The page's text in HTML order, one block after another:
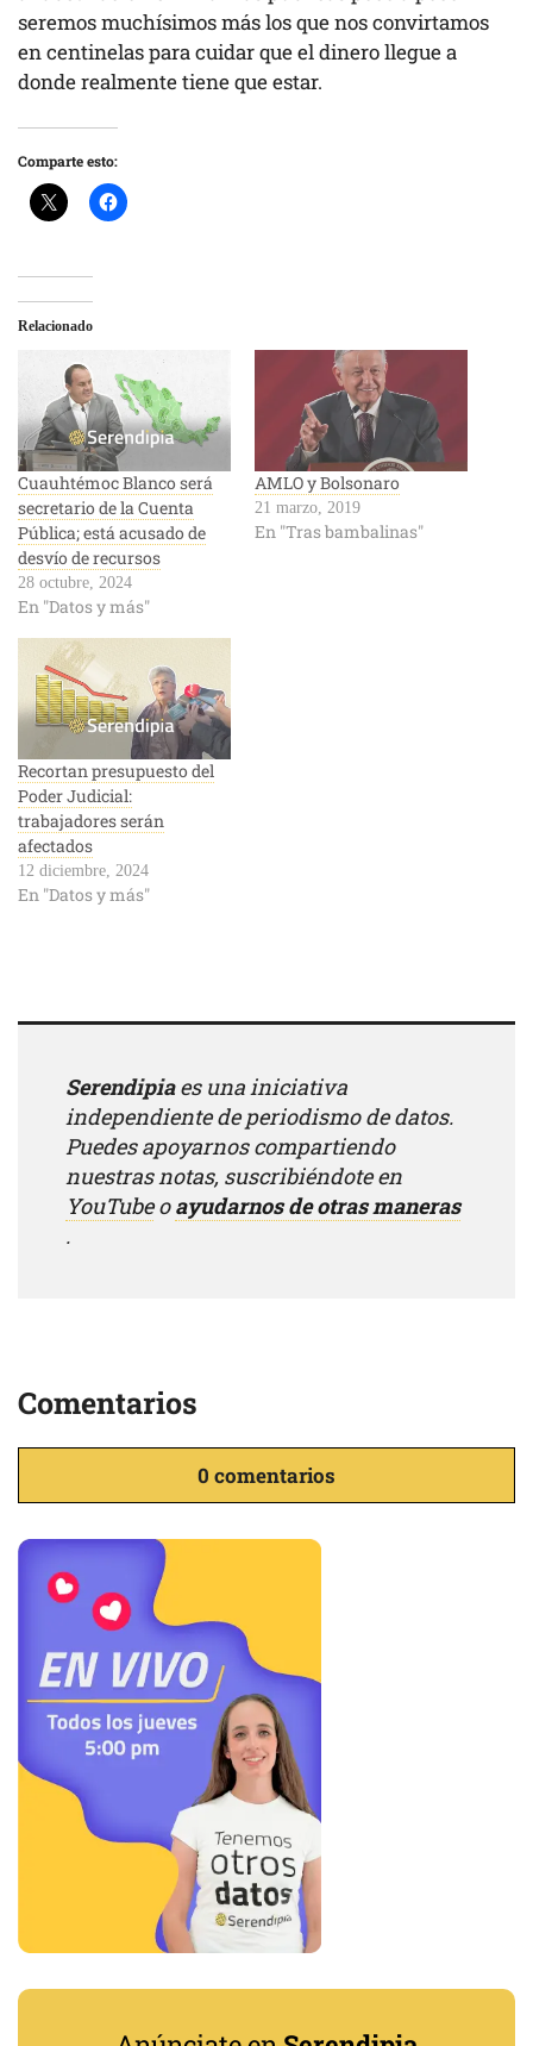
seremos muchísimos más los que nos convirtamos
en centinelas para cuidar que el dinero llegue a
donde realmente tiene que estar.
Comparte esto:
Relacionado
Cuauhtémoc Blanco será
secretario de la Cuenta
Pública; está acusado de
desvío de recursos
28 octubre, 2024
En "Datos y más"
AMLO y Bolsonaro
21 marzo, 2019
En "Tras bambalinas"
Recortan presupuesto del
Poder Judicial:
trabajadores serán
afectados
12 diciembre, 2024
En "Datos y más"
Serendipiaes una iniciativa
independiente de periodismo de datos.
Puedes apoyarnos compartiendo
nuestras notas, suscribiéndote en
YouTubeoayudarnos de otras maneras
.
Comentarios
0 comentarios